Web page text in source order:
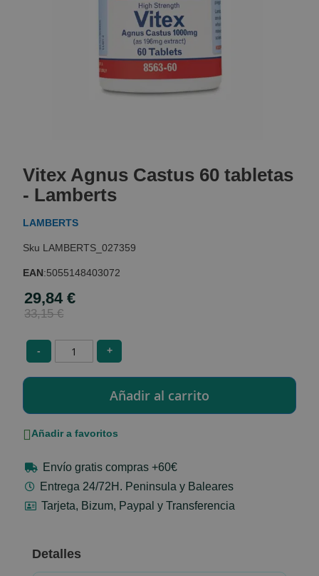
the
beginning
the
gallery
Vitex Agnus Castus 60 tabletas
- Lamberts
LAMBERTS
LAMBERTS_027359
EAN:5055148403072
Special
Price
29,84 €
33,15 €
- +
Añadir a favoritos
Envío gratis compras +60€
Entrega 24/72H. Peninsula y Baleares
Tarjeta, Bizum, Paypal y Transferencia
Detalles